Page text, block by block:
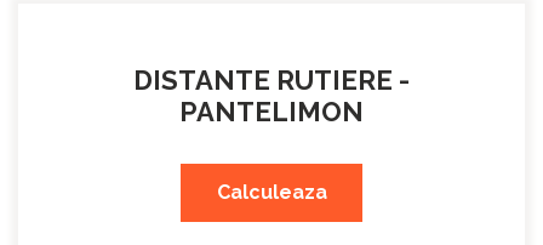
DISTANTE RUTIERE -
PANTELIMON
Calculeaza